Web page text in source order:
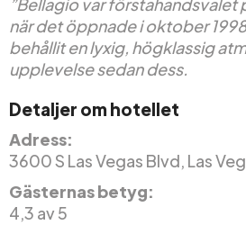
”Bellagio var förstahandsvalet
när det öppnade i oktober
behållit en lyxig, högklassig
upplevelse sedan dess.
Detaljer om hotellet
Adress:
3600 S Las Vegas Blvd, Las
Gästernas betyg:
4,3 av 5